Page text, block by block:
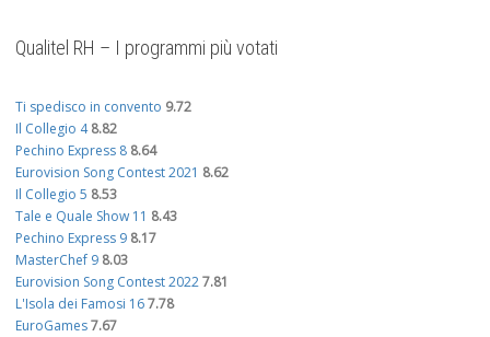
Qualitel RH – I programmi più votati
Ti spedisco in convento 9.72
Il Collegio 4 8.82
Pechino Express 8 8.64
Eurovision Song Contest 2021 8.62
Il Collegio 5 8.53
Tale e Quale Show 11 8.43
Pechino Express 9 8.17
MasterChef 9 8.03
Eurovision Song Contest 20227.81
L'Isola dei Famosi 167.78
EuroGames7.67